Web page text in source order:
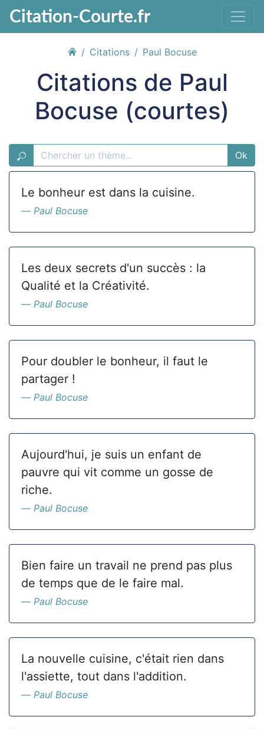
Citation-Courte.fr
Citations Paul Bocuse
Citations de Paul
Bocuse (courtes)
Ok
Le bonheur est dans la cuisine.
Paul Bocuse
Les deux secrets d'un succès : la
Qualité et la Créativité.
Paul Bocuse
Pour doubler le bonheur, il faut le
partager !
Paul Bocuse
Aujourd'hui, je suis un enfant de
pauvre qui vit comme un gosse de
riche.
Paul Bocuse
Bien faire un travail ne prend pas plus
de temps que de le faire mal.
Paul Bocuse
La nouvelle cuisine, c'était rien dans
l'assiette, tout dans l'addition.
Paul Bocuse